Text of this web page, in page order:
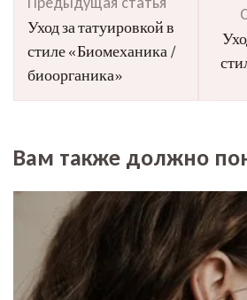
по
записям
Уход за татуировкой в
стиле «Биомеханика /
биоорганика»
Вам также должно